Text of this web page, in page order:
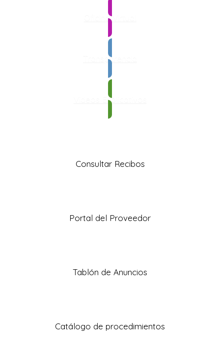
Oficina Virtual
Transparencia
Videos Explicativos
Consultar Recibos
Portal del Proveedor
Tablón de Anuncios
Catálogo de procedimientos